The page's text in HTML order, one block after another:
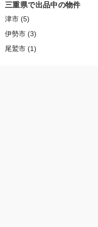
三重県で出品中の物件
津市 (5)
伊勢市 (3)
尾鷲市 (1)